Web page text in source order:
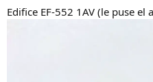
Edifice EF-552 1AV (le puse